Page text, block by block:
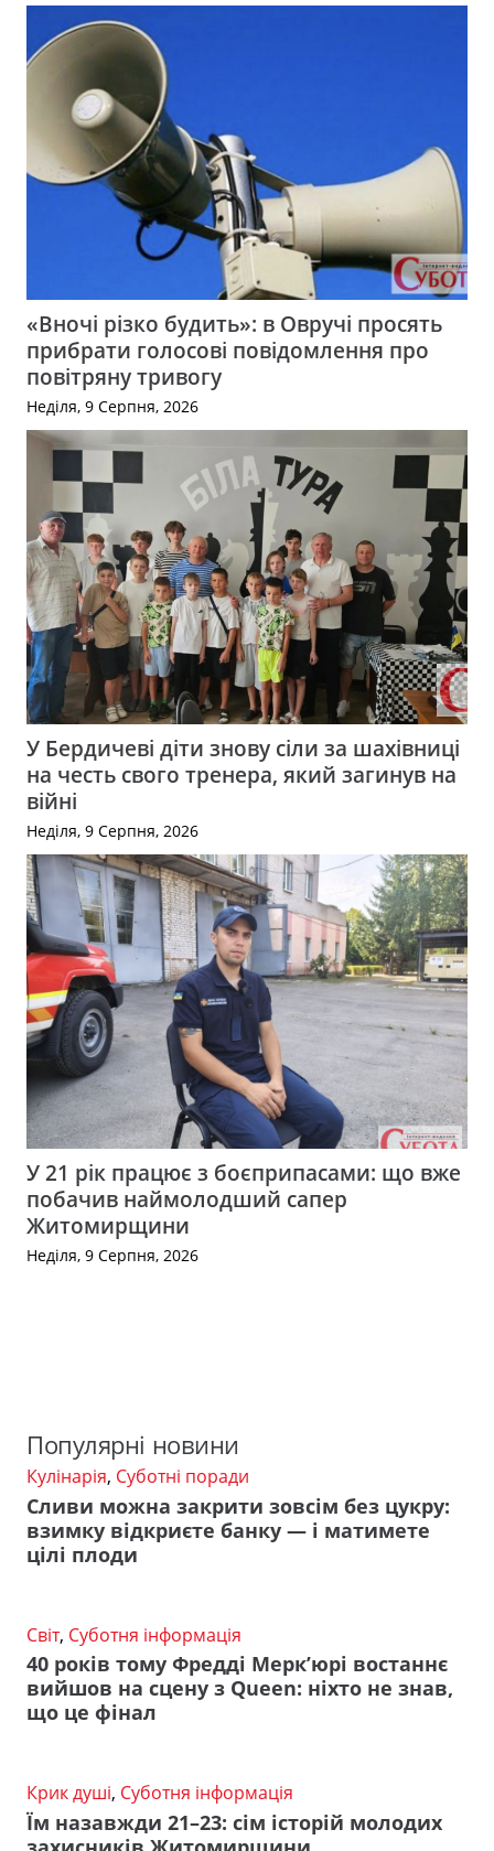
«Вночі різко будить»: в Овручі просять
прибрати голосові повідомлення про
повітряну тривогу
Неділя, 9 Серпня, 2026
У Бердичеві діти знову сіли за шахівниці
на честь свого тренера, який загинув на
війні
Неділя, 9 Серпня, 2026
У 21 рік працює з боєприпасами: що вже
побачив наймолодший сапер
Житомирщини
Неділя, 9 Серпня, 2026
Популярні новини
Кулінарія, Суботні поради
Сливи можна закрити зовсім без цукру:
взимку відкриєте банку — і матимете
цілі плоди
Світ, Суботня інформація
40 років тому Фредді Мерк’юрі востаннє
вийшов на сцену з Queen: ніхто не знав,
що це фінал
Крик душі, Суботня інформація
Їм назавжди 21–23: сім історій молодих